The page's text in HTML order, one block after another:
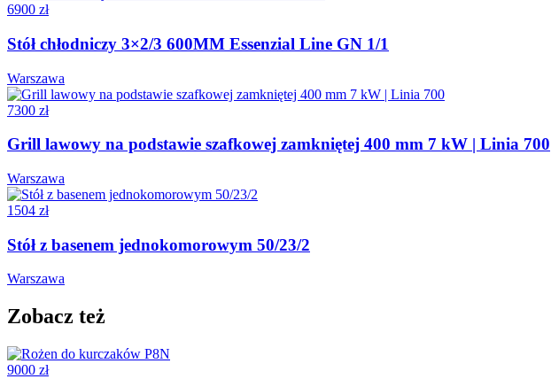
6900 zł
Stół chłodniczy 3×2/3 600MM Essenzial Line GN 1/1
Warszawa
7300 zł
Grill lawowy na podstawie szafkowej zamkniętej 400 mm 7 kW | Linia 700
Warszawa
1504 zł
Stół z basenem jednokomorowym 50/23/2
Warszawa
Zobacz też
9000 zł